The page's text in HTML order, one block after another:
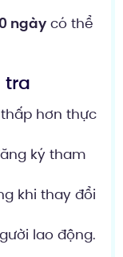
ngày có thể
tra
hơn thực
ký tham
khi thay đổi
lao động.